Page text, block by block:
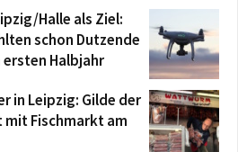
Halle als Ziel:
schon Dutzende
Halbjahr
in Leipzig: Gilde der
Fischmarkt am